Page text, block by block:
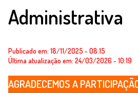
Administrativa
Publicado em: 18/11/2025 - 08:15
Última atualização em: 24/03/2026 - 10:19
AGRADECEMOS A